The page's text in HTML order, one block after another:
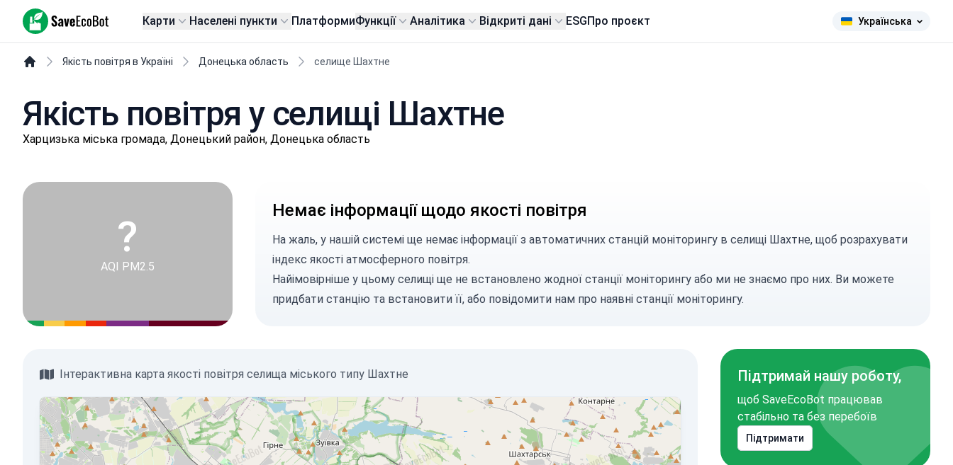
SaveEcoBot Карти Населені пункти ПлатформиФункції Аналітика Відкриті дані ESGПро проєкт Українська
Якість повітря в Україні Донецька область селище Шахтне
Якість повітря у селищі Шахтне
Хapцизькa міська громада, Донецький район, Донецька область
?
AQI PM2.5
Немає інформації щодо якості повітря
На жаль, у нашій системі ще немає інформації з автоматичних станцій моніторингу в селищі Шахтне, щоб розрахувати
індекс якості атмосферного повітря.
Найімовірніше у цьому селищі ще не встановлено жодної станції моніторингу або ми не знаємо про них. Ви можете
придбати станцію та встановити її, або повідомити нампро наявні станції моніторингу.
Інтерактивна карта якості повітря селища міського типу Шахтне Підтримай нашу роботу,
щоб SaveEcoBot працював
стабільно та без перебоїв
Підтримати